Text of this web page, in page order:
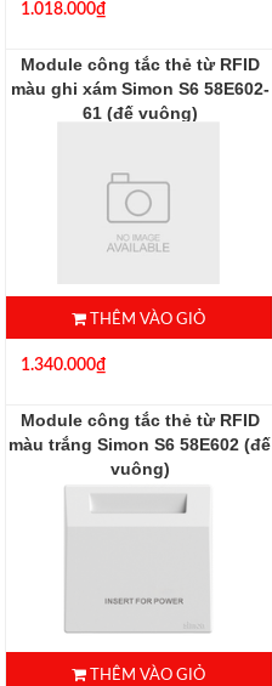
1.018.000₫
Module công tắc thẻ từ RFID
màu ghi xám Simon S6 58E602-
61 (đế vuông)
THÊM VÀO GIỎ
1.340.000₫
Module công tắc thẻ từ RFID
màu trắng Simon S6 58E602 (đế
vuông)
THÊM VÀO GIỎ